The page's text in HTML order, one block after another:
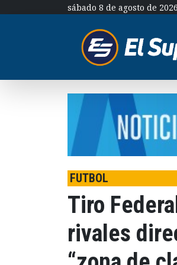
sábado 8 de agosto de 2026
FUTBOL
Tiro
rivales